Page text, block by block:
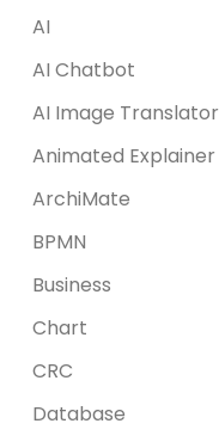
AI
AI Chatbot
AI Image Translator
Animated Explainer
ArchiMate
BPMN
Business
Chart
CRC
Database